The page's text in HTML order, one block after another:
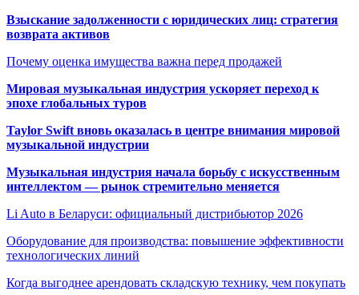
Взыскание задолженности с юридических лиц: стратегия
возврата активов
Почему оценка имущества важна перед продажей
Мировая музыкальная индустрия ускоряет переход к
эпохе глобальных туров
Taylor Swift вновь оказалась в центре внимания мировой
музыкальной индустрии
Музыкальная индустрия начала борьбу с искусственным
интеллектом — рынок стремительно меняется
Li Auto в Беларуси: официальный дистрибьютор 2026
Оборудование для производства: повышение эффективности
технологических линий
Когда выгоднее арендовать складскую технику, чем покупать